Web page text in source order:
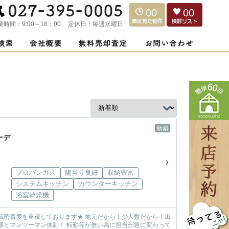
時間： 9:00～18：00 定休日： 毎週水曜日
00 00
新築
デ
プロパンガス 陽当り良好
収納豊富
システムキッチン
カウンターキッチン
浴室乾燥機